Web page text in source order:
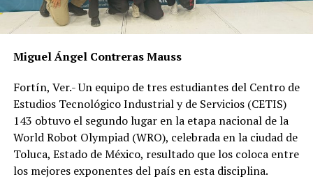
Miguel Ángel Contreras Mauss
Fortín, Ver.- Un equipo de tres estudiantes del Centro de
Estudios Tecnológico Industrial y de Servicios (CETIS)
143 obtuvo el segundo lugar en la etapa nacional de la
World Robot Olympiad (WRO), celebrada en la ciudad de
Toluca, Estado de México, resultado que los coloca entre
los mejores exponentes del país en esta disciplina.